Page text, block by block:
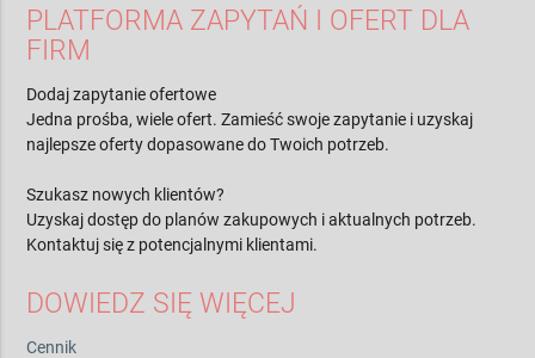
PLATFORMA ZAPYTAŃ I OFERT DLA
FIRM
Dodaj zapytanie ofertowe
Jedna prośba, wiele ofert. Zamieść swoje zapytanie i uzyskaj
najlepsze oferty dopasowane do Twoich potrzeb.
Szukasz nowych klientów?
Uzyskaj dostęp do planów zakupowych i aktualnych potrzeb.
Kontaktuj się z potencjalnymi klientami.
DOWIEDZ SIĘ WIĘCEJ
Cennik